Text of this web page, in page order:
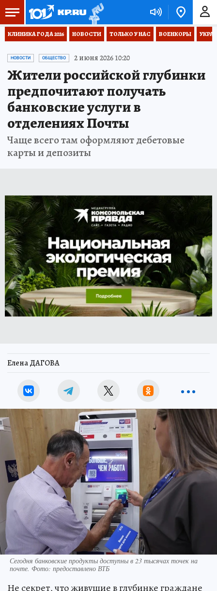
КЛИНИКА ГОДА 2026 НОВОСТИ ТОЛЬКО У НАС ВОЕНКОРЫ
НОВОСТИ ОБЩЕСТВО 2 июня 2026 10:20
Жители российской глубинки
предпочитают получать
банковские услуги в
отделениях Почты
Чаще всего там оформляют дебетовые
карты и депозиты
Елена ДАГОВА
Сегодня банковские продукты доступны в 23 тысячах точек на
почте. Фото: предоставлено ВТБ
Не секрет, что живущие в глубинке граждане